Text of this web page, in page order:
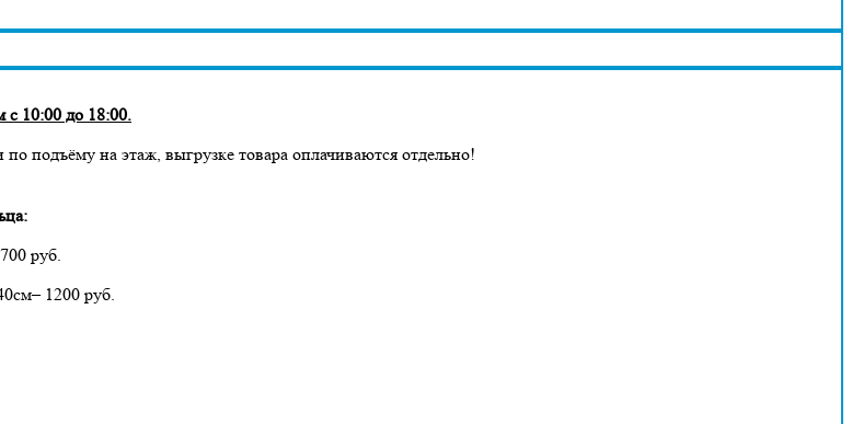
с 10:00 до 18:00.
подъёму на этаж, выгрузке товара оплачиваются отдельно!
руб.
1200 руб.